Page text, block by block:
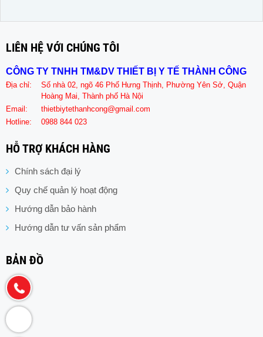
LIÊN HỆ VỚI CHÚNG TÔI
CÔNG TY TNHH TM&DV THIẾT BỊ Y TẾ THÀNH CÔNG
Địa chỉ:
Số nhà 02, ngõ 46 Phố Hưng Thịnh, Phường Yên Sở, Quận
Hoàng Mai, Thành phố Hà Nội
Email:
thietbiytethanhcong@gmail.com
Hotline:
0988 844 023
HỖ TRỢ KHÁCH HÀNG
Chính sách đại lý
Quy chế quản lý hoạt động
Hướng dẫn bảo hành
Hướng dẫn tư vấn sản phẩm
BẢN ĐỒ